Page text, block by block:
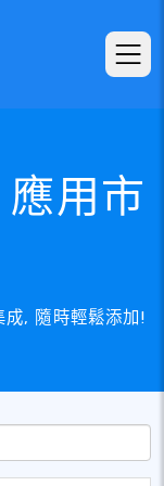
用市
, 隨時輕鬆添加!